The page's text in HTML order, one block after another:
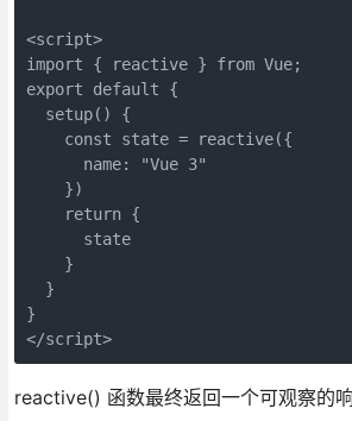
<script>
import { reactive } from Vue;
export default {
  setup() {
    const state = reactive({
      name: "Vue 3"
    })
    return {
      state
    }
  }
}
</script>
reactive() 函数最终返回一个可观察的